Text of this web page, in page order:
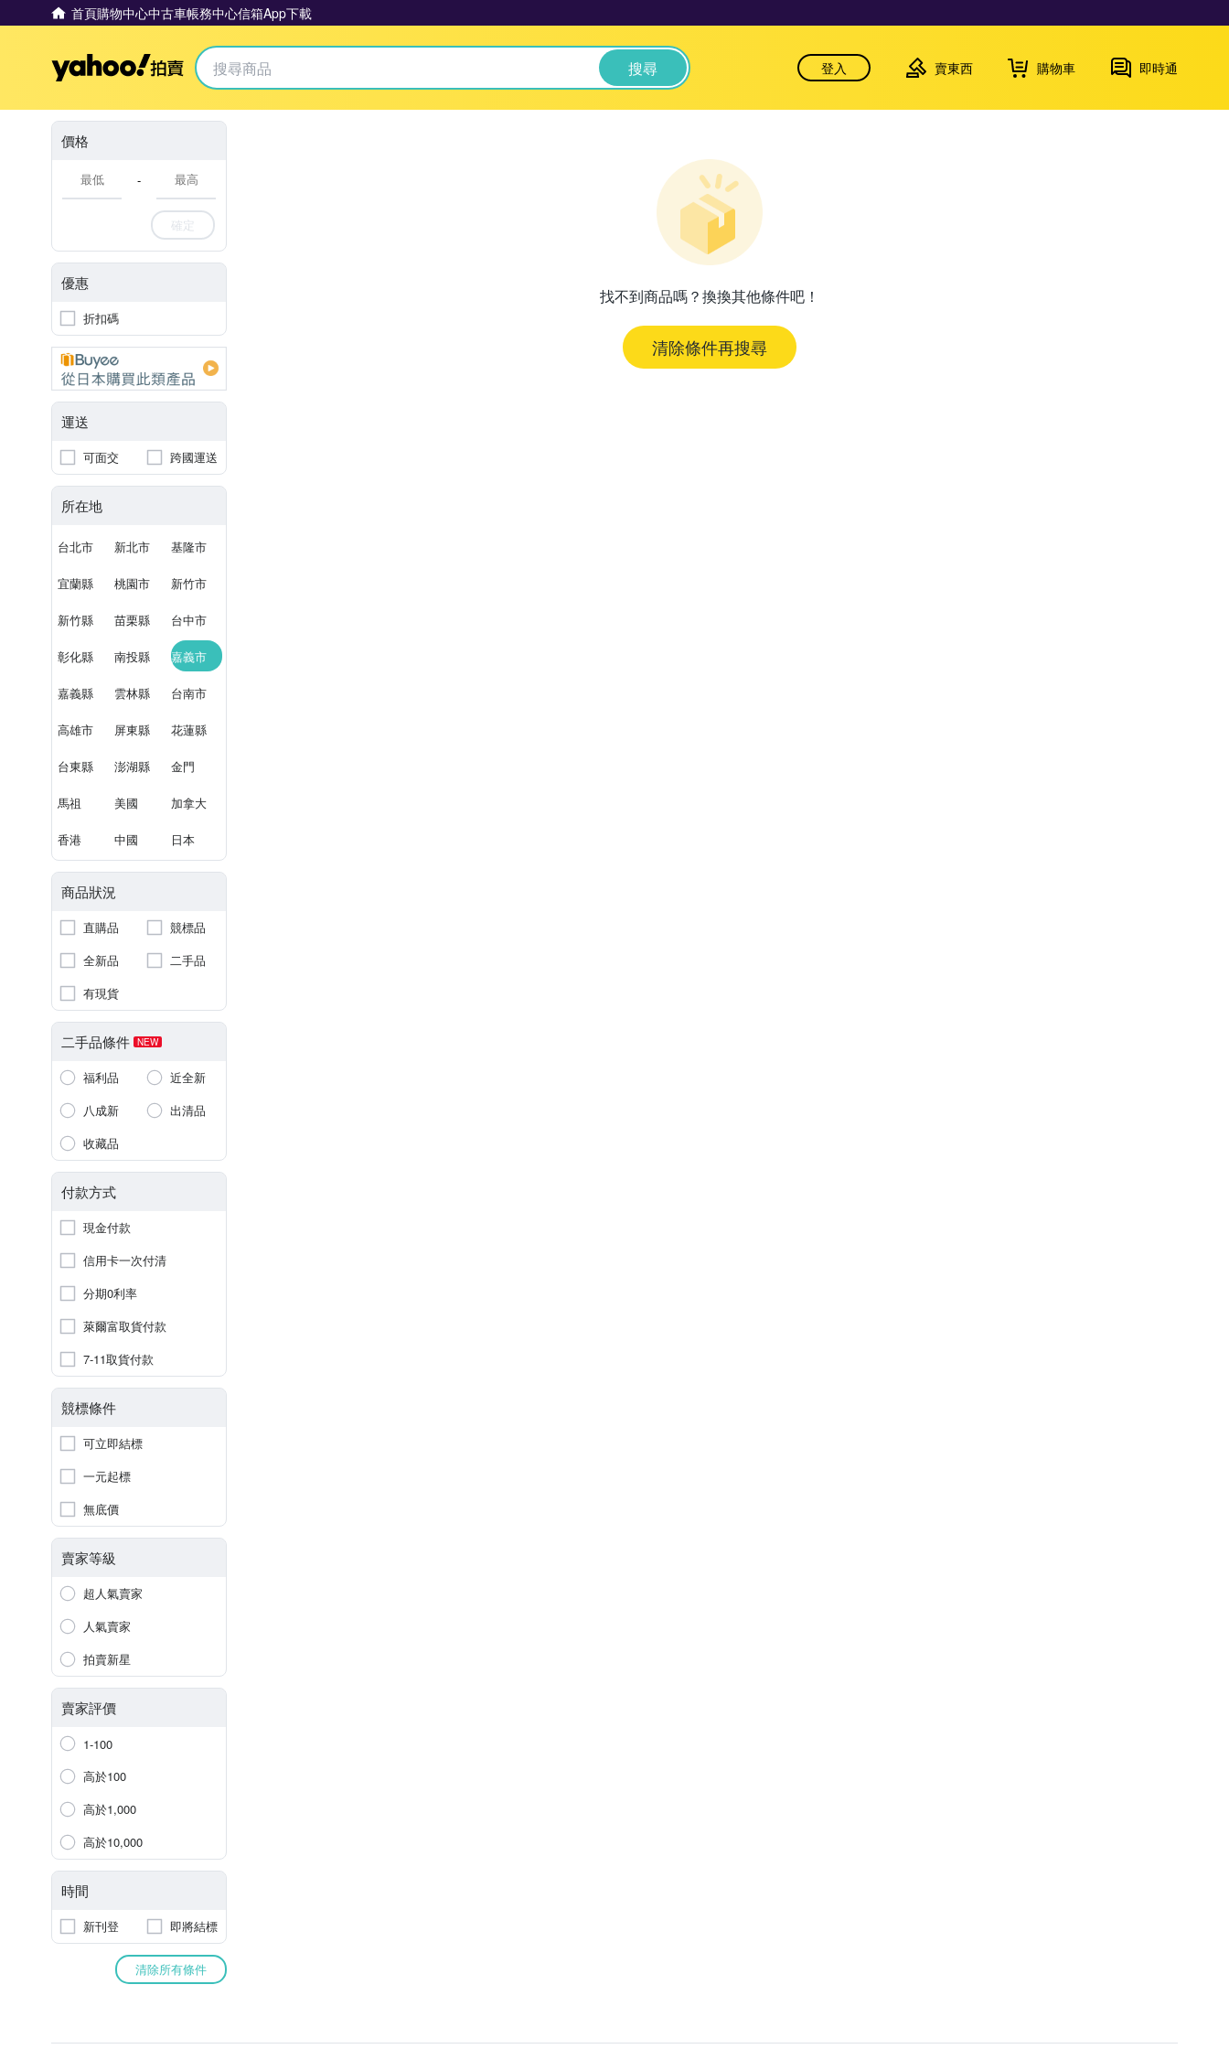
首頁購物中心中古車帳務中心信箱App下載
Yahoo拍賣 搜尋 登入 賣東西 購物車 即時通
價格
-
確定
優惠
折扣碼
運送
可面交 跨國運送
所在地
台北市 新北市 基隆市
宜蘭縣 桃園市 新竹市
新竹縣 苗栗縣 台中市
彰化縣 南投縣 嘉義市
嘉義縣 雲林縣 台南市
高雄市 屏東縣 花蓮縣
台東縣 澎湖縣 金門
馬祖 美國 加拿大
香港 中國 日本
商品狀況
直購品
競標品
全新品
二手品
有現貨
二手品條件 NEW
福利品
近全新
八成新
出清品
收藏品
付款方式
現金付款
信用卡一次付清
分期0利率
萊爾富取貨付款
7-11取貨付款
競標條件
可立即結標
一元起標
無底價
賣家等級
超人氣賣家
人氣賣家
拍賣新星
賣家評價
1-100
高於100
高於1,000
高於10,000
時間
新刊登 即將結標
清除所有條件
找不到商品嗎？換換其他條件吧！
清除條件再搜尋